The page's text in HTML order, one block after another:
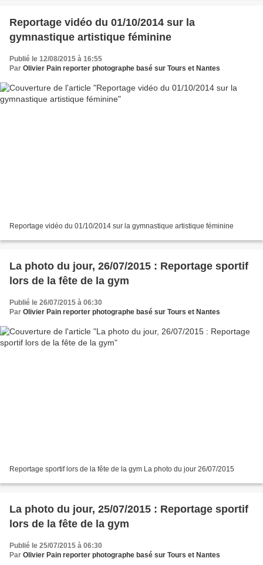
Reportage vidéo du 01/10/2014 sur la
gymnastique artistique féminine
Publié le 12/08/2015 à 16:55
Par Olivier Pain reporter photographe basé sur Tours et Nantes
Reportage vidéo du 01/10/2014 sur la gymnastique artistique féminine
La photo du jour, 26/07/2015 : Reportage sportif
lors de la fête de la gym
Publié le 26/07/2015 à 06:30
Par Olivier Pain reporter photographe basé sur Tours et Nantes
Reportage sportif lors de la fête de la gym La photo du jour 26/07/2015
La photo du jour, 25/07/2015 : Reportage sportif
lors de la fête de la gym
Publié le 25/07/2015 à 06:30
Par Olivier Pain reporter photographe basé sur Tours et Nantes